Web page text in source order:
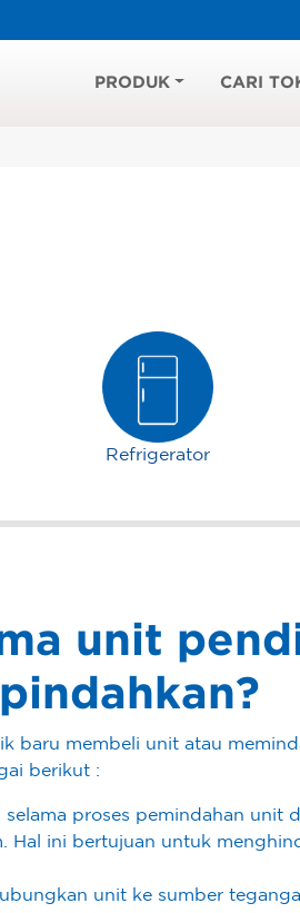
PRODUK CARI
Refrigerator
unit
baru membeli unit atau
berikut :
proses pemindahan
Hal ini bertujuan untuk
unit ke sumber